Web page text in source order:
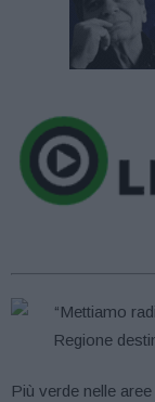
Più verde nelle